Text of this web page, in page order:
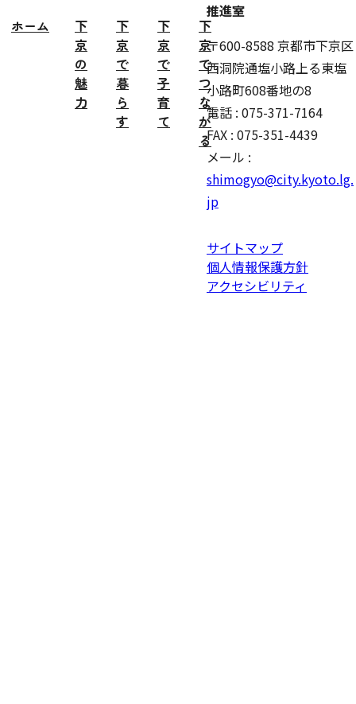
ホーム
下
京
の
魅
力
下
京
で
暮
ら
す
下
京
で
子
育
て
下
京
で
つ
な
が
る
推進室
〒600-8588 京都市下京区
西洞院通塩小路上る東塩
小路町608番地の8
電話 : 075-371-7164
FAX : 075-351-4439
メール :
shimogyo@city.kyoto.lg.
jp
サイトマップ
個人情報保護方針
アクセシビリティ